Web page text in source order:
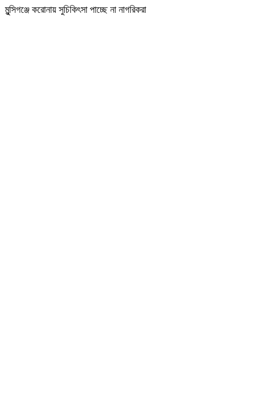
মুন্সিগঞ্জে করোনায় সুচিকিৎসা পাচ্ছে না নাগরিকরা